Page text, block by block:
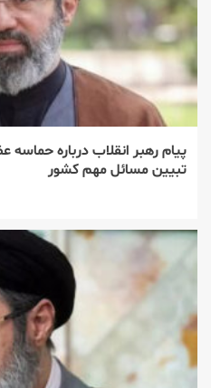
پیام رهبر انقلاب درباره حماسه
تبیین مسائل مهم کشور